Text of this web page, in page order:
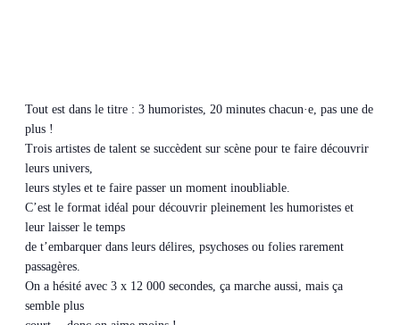
Tout est dans le titre : 3 humoristes, 20 minutes chacun·e, pas une de
plus !
Trois artistes de talent se succèdent sur scène pour te faire découvrir
leurs univers,
leurs styles et te faire passer un moment inoubliable.
C’est le format idéal pour découvrir pleinement les humoristes et
leur laisser le temps
de t’embarquer dans leurs délires, psychoses ou folies rarement
passagères.
On a hésité avec 3 x 12 000 secondes, ça marche aussi, mais ça
semble plus